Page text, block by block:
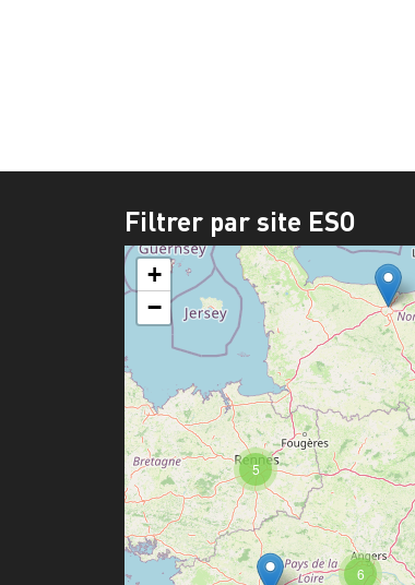
Filtrer par site ESO
6
5
+
−